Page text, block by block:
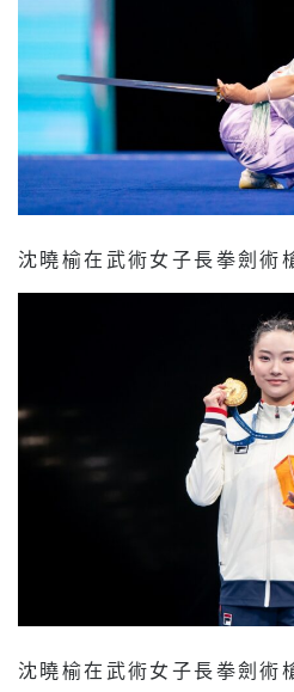
沈曉榆在武術女子長拳劍術
沈曉榆在武術女子長拳劍術